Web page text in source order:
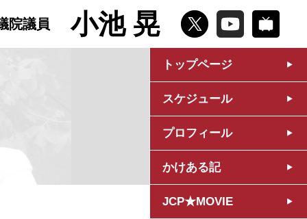
院議員 小池 晃
トップページ
スケジュール
プロフィール
かけある記
JCP★MOVIE